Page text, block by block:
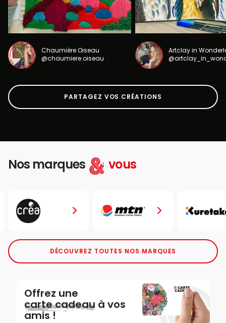
Chaumière Oiseau
@chaumiere.oiseau
Artclay in
PARTAGEZ VOS CRÉATIONS
Nos marques vous
DÉCOUVREZ TOUTES NOS MARQUES
Offrez une
carte cadeau à vos
amis !